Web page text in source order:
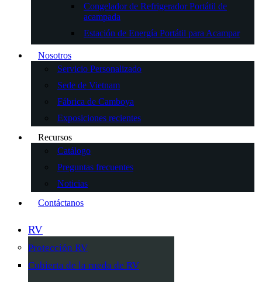
Congelador de Refrigerador Portátil de
acampada
Estación de Energía Portátil para Acampar
Nosotros
Servicio Personalizado
Sede de Vietnam
Fábrica de Camboya
Exposiciones recientes
Recursos
Catálogo
Preguntas frecuentes
Noticias
Contáctanos
RV
Protección RV
Cubierta de la rueda de RV